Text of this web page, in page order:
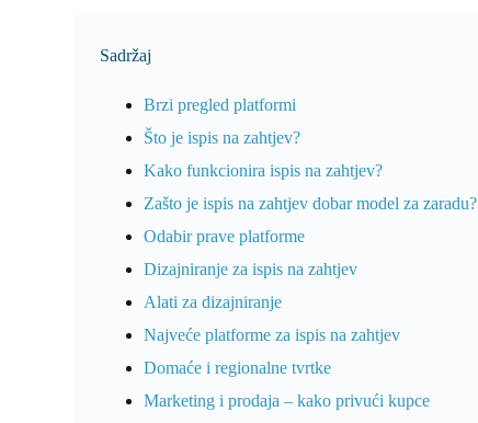
Sadržaj
Brzi pregled platformi
Što je ispis na zahtjev?
Kako funkcionira ispis na zahtjev?
Zašto je ispis na zahtjev dobar model za zaradu?
Odabir prave platforme
Dizajniranje za ispis na zahtjev
Alati za dizajniranje
Najveće platforme za ispis na zahtjev
Domaće i regionalne tvrtke
Marketing i prodaja – kako privući kupce